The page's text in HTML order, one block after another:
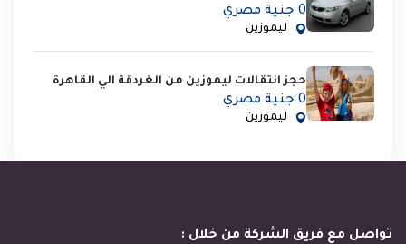
0 جنية مصري
ليموزين
حجز انتقالات ليموزين من الغردقة الي القاهرة
0 جنية مصري
ليموزين
تواصل مع فريق الشركة من خلال :